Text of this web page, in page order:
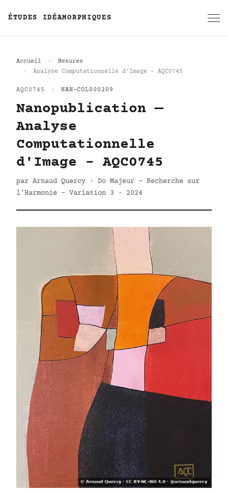
ÉTUDES IDÉAMORPHIQUES
Accueil
Mesures
Analyse Computationnelle d'Image - AQC0745
AQC0745 NAN-COL000209
Nanopublication —
Analyse
Computationnelle
d'Image - AQC0745
par Arnaud Quercy · Do Majeur - Recherche sur
l'Harmonie - Variation 3 · 2024